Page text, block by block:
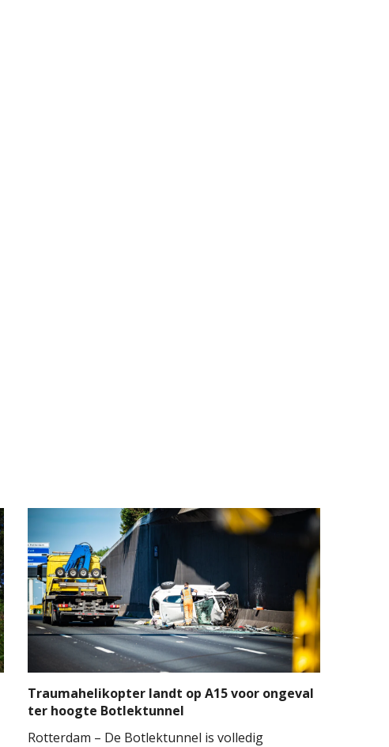
Traumahelikopter landt op A15 voor ongeval
ter hoogte Botlektunnel
Rotterdam – De Botlektunnel is volledig